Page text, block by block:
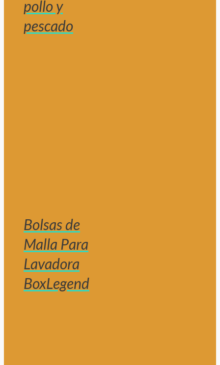
pollo y
pescado
Bolsas de
Malla Para
Lavadora
BoxLegend